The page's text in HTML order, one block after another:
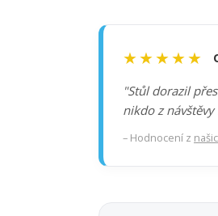
★★★★★
"Stůl dorazil
nikdo z
– Hodnocení z